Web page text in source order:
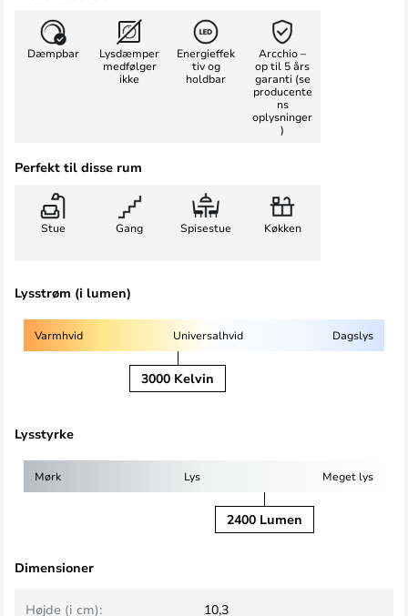
Dæmpbar
Lysdæmper
medfølger
ikke
Energieffek
tiv og
holdbar
Arcchio –
op til 5 års
garanti (se
producente
ns
oplysninger
)
Perfekt til disse rum
Stue Gang Spisestue Køkken
Lysstrøm (i lumen)
Varmhvid Universalhvid Dagslys
3000 Kelvin
Lysstyrke
Mørk Lys Meget lys
2400 Lumen
Dimensioner
Højde (i cm): 10,3